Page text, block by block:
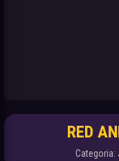
RED
Categoria: